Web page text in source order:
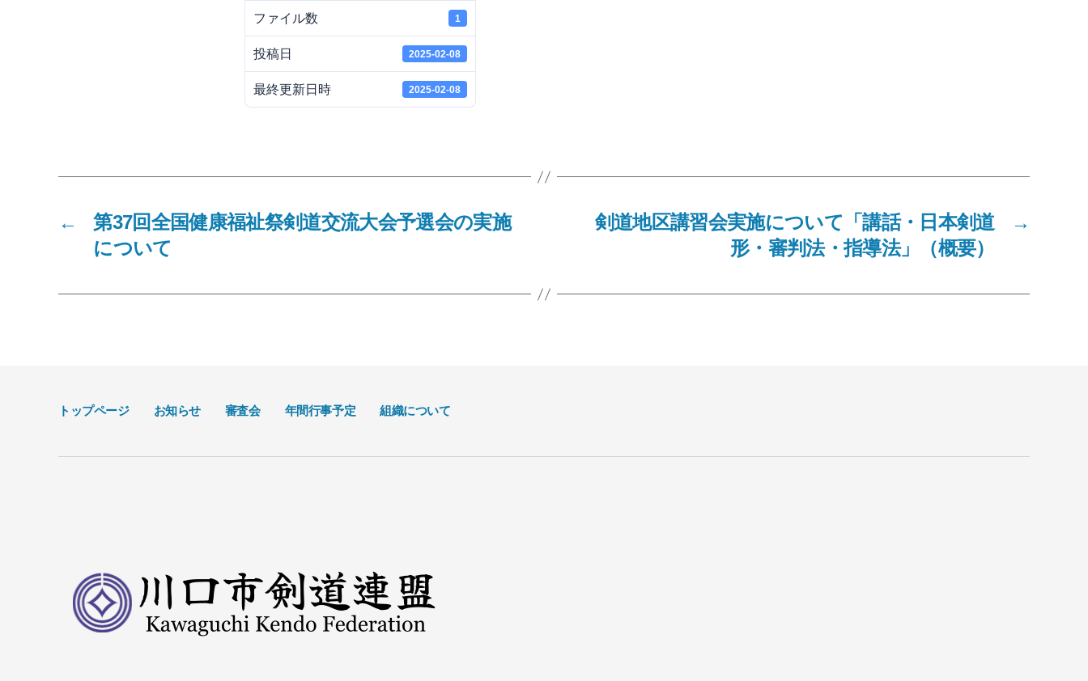
ファイル数 1
投稿日 2025-02-08
最終更新日時 2025-02-08
←
第37回全国健康福祉祭剣道交流大会予選会の実施
について
→
剣道地区講習会実施について「講話・日本剣道
形・審判法・指導法」（概要）
トップページ お知らせ 審査会 年間行事予定 組織について